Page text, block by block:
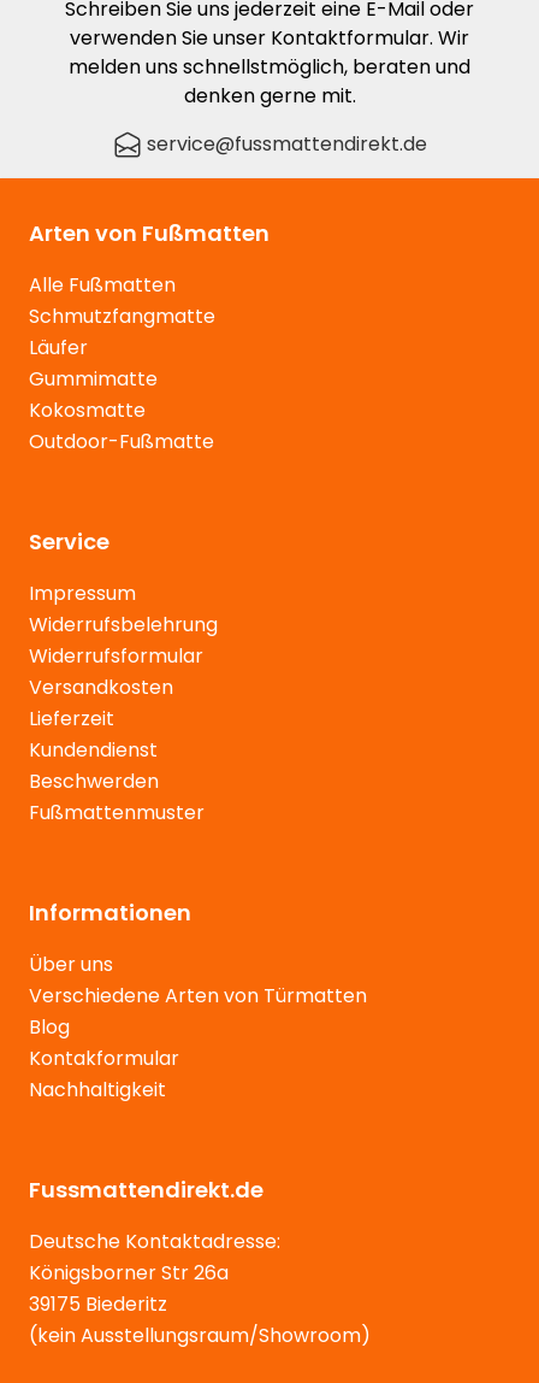
Schreiben Sie uns jederzeit eine E-Mail oder
verwenden Sie unser Kontaktformular. Wir
melden uns schnellstmöglich, beraten und
denken gerne mit.
service@fussmattendirekt.de
Arten von Fußmatten
Alle Fußmatten
Schmutzfangmatte
Läufer
Gummimatte
Kokosmatte
Outdoor-Fußmatte
Service
Impressum
Widerrufsbelehrung
Widerrufsformular
Versandkosten
Lieferzeit
Kundendienst
Beschwerden
Fußmattenmuster
Informationen
Über uns
Verschiedene Arten von Türmatten
Blog
Kontakformular
Nachhaltigkeit
Fussmattendirekt.de
Deutsche Kontaktadresse:
Königsborner Str 26a
39175 Biederitz
(kein Ausstellungsraum/Showroom)